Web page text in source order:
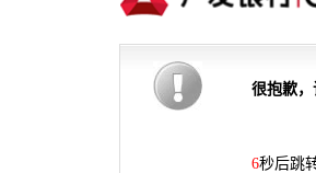
很抱歉
6秒后跳